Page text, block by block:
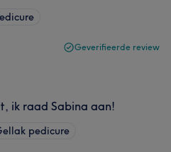
Geverifieerde review
ik raad Sabina aan!
pedicure